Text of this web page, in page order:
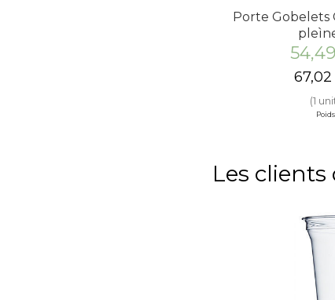
Porte Gobelets
54,49
67,02
(1
Les